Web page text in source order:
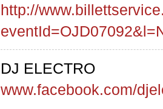
http://
DJ ELECTRO
www.facebook.com/